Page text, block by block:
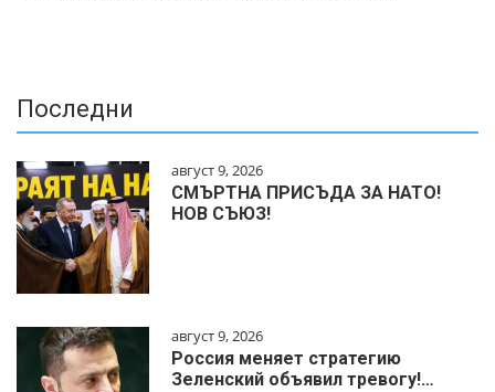
Последни
август 9, 2026
СМЪРТНА ПРИСЪДА ЗА НАТО!
НОВ СЪЮЗ!
август 9, 2026
Россия меняет стратегию
Зеленский объявил тревогу!…